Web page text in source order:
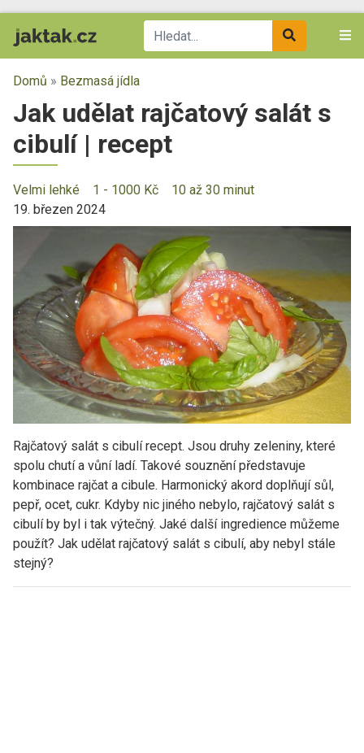
Domů » Bezmasá jídla
Jak udělat rajčatový salát s
cibulí | recept
Velmi lehké 1 - 1000 Kč
10 až 30 minut
19. březen 2024
Rajčatový salát s cibulí recept. Jsou druhy zeleniny, které
spolu chutí a vůní ladí. Takové souznění představuje
kombinace rajčat a cibule. Harmonický akord doplňují sůl,
pepř, ocet, cukr. Kdyby nic jiného nebylo, rajčatový salát s
cibulí by byl i tak výtečný. Jaké další ingredience můžeme
použít? Jak udělat rajčatový salát s cibulí, aby nebyl stále
stejný?